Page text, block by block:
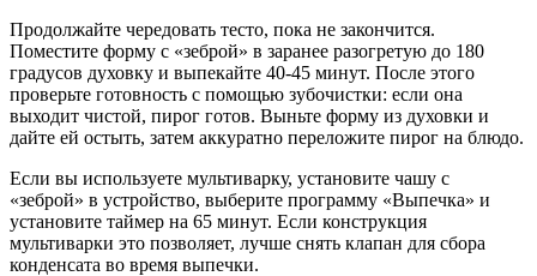
Продолжайте чередовать тесто, пока не закончится.
Поместите форму с «зеброй» в заранее разогретую до 180
градусов духовку и выпекайте 40-45 минут. После этого
проверьте готовность с помощью зубочистки: если она
выходит чистой, пирог готов. Выньте форму из духовки и
дайте ей остыть, затем аккуратно переложите пирог на блюдо.
Если вы используете мультиварку, установите чашу с
«зеброй» в устройство, выберите программу «Выпечка» и
установите таймер на 65 минут. Если конструкция
мультиварки это позволяет, лучше снять клапан для сбора
конденсата во время выпечки.